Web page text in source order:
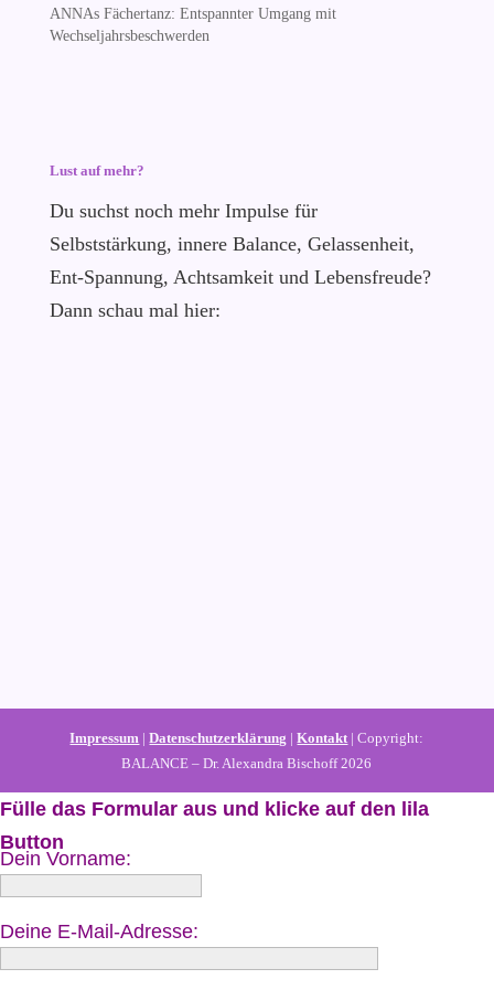
ANNAs Fächertanz: Entspannter Umgang mit
Wechseljahrsbeschwerden
Lust auf mehr?
Du suchst noch mehr Impulse für
Selbststärkung, innere Balance, Gelassenheit,
Ent-Spannung, Achtsamkeit und Lebensfreude?
Dann schau mal hier:
Impressum |Datenschutzerklärung |Kontakt | Copyright:
BALANCE – Dr. Alexandra Bischoff 2026
Fülle das Formular aus und klicke auf den lila
Button
Dein Vorname:
Deine E-Mail-Adresse: